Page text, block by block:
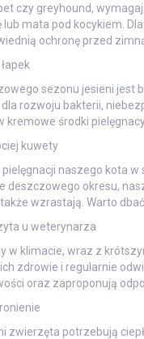
czy greyhound,
lub mata pod kocykiem.
ochronę przed
sezonu jesieni jest
rozwoju bakterii,
kremowe środki
kuwety
naszego kota
deszczowego okresu,
wzrastają. Warto
u weterynarza
w klimacie, wraz z
zdrowie i regularnie
oraz zaproponują
zwierzęta potrzebują